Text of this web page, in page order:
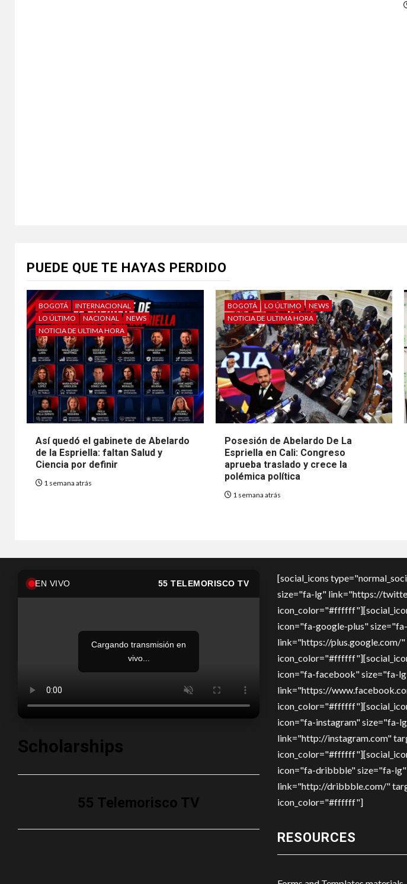
PUEDE QUE TE HAYAS PERDIDO
BOGOTÁ
INTERNACIONAL
LO ÚLTIMO
NACIONAL
NEWS
NOTICIA DE ULTIMA HORA
Así quedó el gabinete de Abelardo
de la Espriella: faltan Salud y
Ciencia por definir
1 semana atrás
BOGOTÁ LO ÚLTIMO
NEWS
NOTICIA DE ULTIMA HORA
Posesión de Abelardo De La
Espriella en Cali: Congreso
aprueba traslado y crece la
polémica política
1 semana atrás
EN VIVO 55 TELEMORISCO TV
Cargando transmisión en
vivo...
Scholarships
55 Telemorisco TV
[social_icons
size="fa-lg" link="https://
icon="fa-google-plus"
link="https://plus.google.com/
icon="fa-facebook" size="fa-
link="https://
icon="fa-instagram" size="fa-
link="http://instagram.com"
icon="fa-dribbble" size="fa-lg"
link="http://dribbble.com/"
icon_color="#ffffff"]
RESOURCES